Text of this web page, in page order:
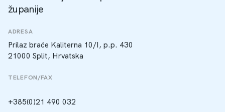
županije
ADRESA
Prilaz braće Kaliterna 10/I, p.p. 430
21000 Split, Hrvatska
TELEFON/FAX
+385(0)21 490 032